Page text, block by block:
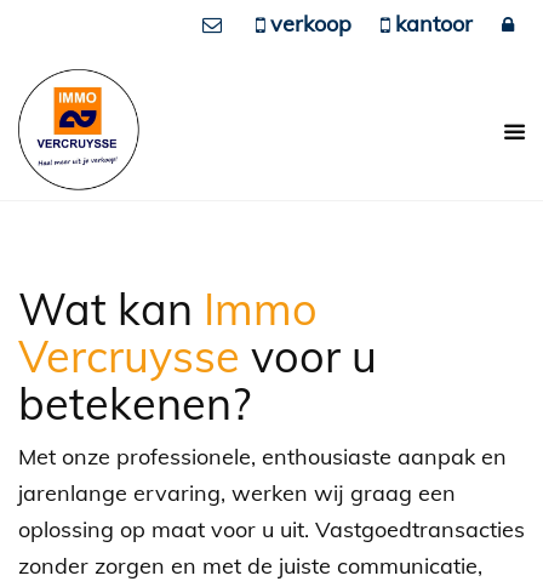
verkoop kantoor
Wat kan Immo
Vercruysse voor u
betekenen?
Met onze professionele, enthousiaste aanpak en
jarenlange ervaring, werken wij graag een
oplossing op maat voor u uit. Vastgoedtransacties
zonder zorgen en met de juiste communicatie,